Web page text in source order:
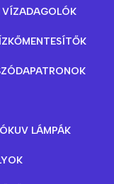
VÍZADAGOLÓK
UV LÁMPÁK